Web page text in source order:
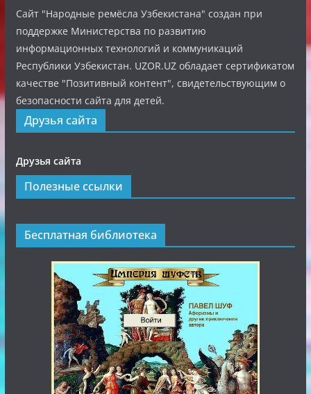
Сайт "Народные ремёсла Узбекистана" создан при
поддержке Министерства по развитию
информационных технологий и коммуникаций
Республики Узбекистан. UZOR.UZ обладает сертификатом
качестве "Позитивный контент", свидетельствующим о
безопасности сайта для детей.
Друзья сайта
Друзья сайта
Полезные ссылки
Бесплатная библиотека